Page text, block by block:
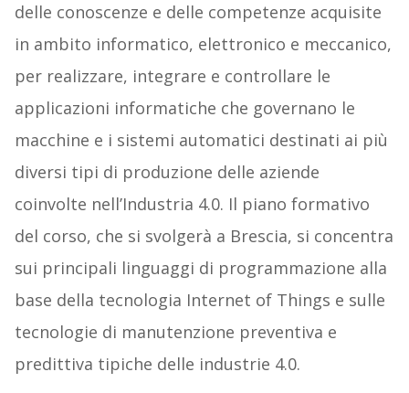
delle conoscenze e delle competenze acquisite
in ambito informatico, elettronico e meccanico,
per realizzare, integrare e controllare le
applicazioni informatiche che governano le
macchine e i sistemi automatici destinati ai più
diversi tipi di produzione delle aziende
coinvolte nell’Industria 4.0. Il piano formativo
del corso, che si svolgerà a Brescia, si concentra
sui principali linguaggi di programmazione alla
base della tecnologia Internet of Things e sulle
tecnologie di manutenzione preventiva e
predittiva tipiche delle industrie 4.0.